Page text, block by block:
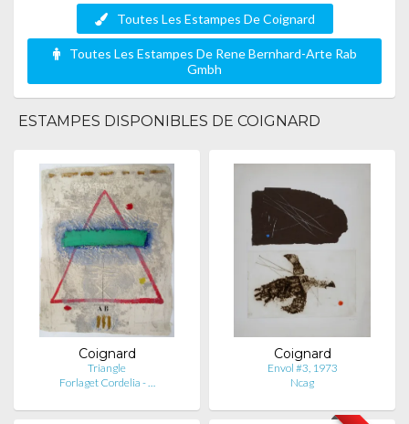
Toutes Les Estampes De Coignard
Toutes Les Estampes De Rene Bernhard-Arte Rab
Gmbh
ESTAMPES DISPONIBLES DE COIGNARD
Coignard
Triangle
Forlaget Cordelia - …
Coignard
Envol #3, 1973
Ncag